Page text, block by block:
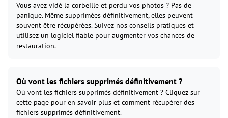
Vous avez vidé la corbeille et perdu vos photos ? Pas de
panique. Même supprimées définitivement, elles peuvent
souvent être récupérées. Suivez nos conseils pratiques et
utilisez un logiciel fiable pour augmenter vos chances de
restauration.
Où vont les fichiers supprimés définitivement ?
Où vont les fichiers supprimés définitivement ? Cliquez sur
cette page pour en savoir plus et comment récupérer des
fichiers supprimés définitivement.